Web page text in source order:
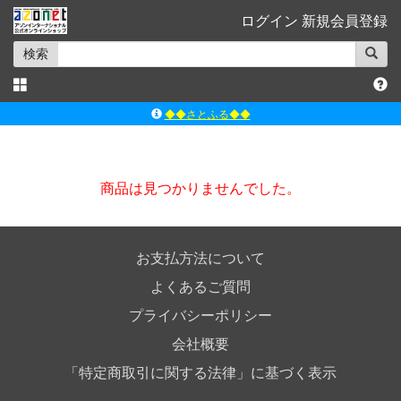
ログイン 新規会員登録
検索
◆◆さとふる◆◆
ｱｿﾞﾝｵﾝﾗｲﾝｼｮｯﾌﾟX
商品は見つかりませんでした。
お支払方法について
よくあるご質問
プライバシーポリシー
会社概要
「特定商取引に関する法律」に基づく表示